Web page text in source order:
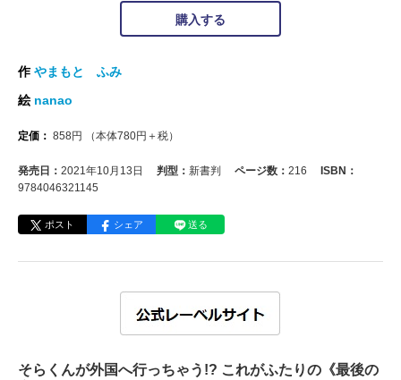
購入する
作やまもと ふみ
絵 nanao
定価： 858円 （本体780円＋税）
発売日： 2021年10月13日 判型： 新書判 ページ数： 216
ISBN：
9784046321145
ポスト シェア 送る
そらくんが外国へ行っちゃう!? これがふたりの《最後の